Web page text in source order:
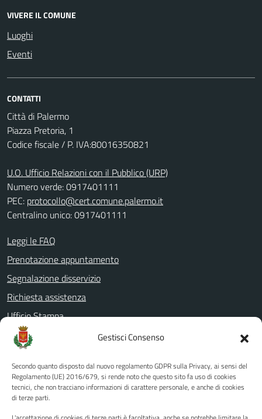
Gestisci Consenso
Secondo quanto disposto dal nuovo regolamento GDPR sulla Privacy, ai sensi del
Regolamento (UE) 2016/679, si rende noto che questo sito fa uso di cookies
tecnici, che non tracciano informazioni di carattere personale, e anche di cookies
di terze parti.
VIVERE IL COMUNE
Luoghi
Eventi
CONTATTI
Città di Palermo
Piazza Pretoria, 1
Codice fiscale / P. IVA:80016350821
U.O. Ufficio Relazioni con il Pubblico (URP)
Numero verde: 0917401111
PEC: protocollo@cert.comune.palermo.it
Centralino unico: 0917401111
Leggi le FAQ
Prenotazione appuntamento
Segnalazione disservizio
Richiesta assistenza
Ufficio Stampa
Amministrazione Trasparente
Albo pretorio
Informativa privacy
Note legali